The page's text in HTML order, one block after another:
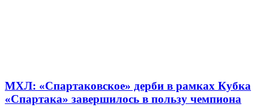
МХЛ: «Спартаковское» дерби в рамках Кубка
«Спартака» завершилось в пользу чемпиона